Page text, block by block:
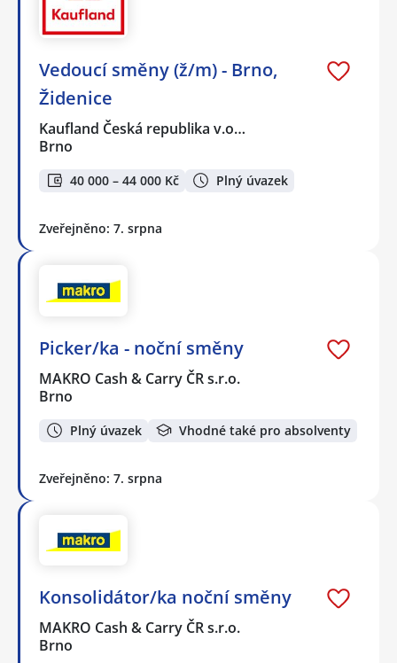
Vedoucí směny (ž/m) - Brno,
Židenice
Kaufland Česká republika v.o…
Brno
40 000 – 44 000 Kč Plný úvazek
Zveřejněno: 7. srpna
Picker/ka - noční směny
MAKRO Cash & Carry ČR s.r.o.
Brno
Plný úvazek Vhodné také pro absolventy
Zveřejněno: 7. srpna
Konsolidátor/ka noční směny
MAKRO Cash & Carry ČR s.r.o.
Brno